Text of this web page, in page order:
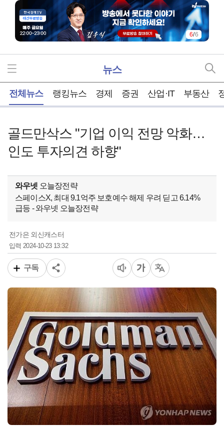
6/6
뉴스
전체뉴스 랭킹뉴스 경제 증권 산업·IT 부동산
골드만삭스 "기업 이익 전망 악화…
인도 투자의견 하향"
와우넷 오늘장전략
스페이스X, 최대 9.1억주 보호예수 해제 우려 딛고 6.14%
급등 - 와우넷 오늘장전략
전가은 외신캐스터
입력2024-10-23 13:32
구독